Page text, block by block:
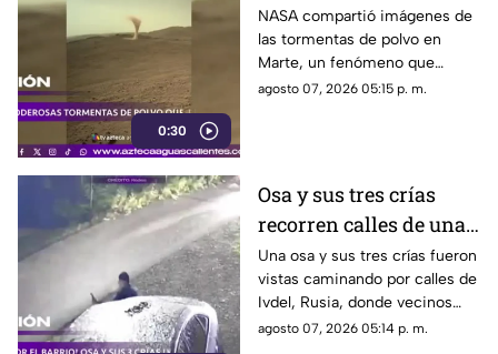
0:30
cubren Marte
NASA compartió imágenes de
las tormentas de polvo en
Marte, un fenómeno que
puede extenderse por miles de
agosto 07, 2026 05:15 p. m.
Osa y sus tres crías
recorren calles de una
ciudad en Rusia
Una osa y sus tres crías fueron
vistas caminando por calles de
Ivdel, Rusia, donde vecinos
reportan un aumento en los
agosto 07, 2026 05:14 p. m.